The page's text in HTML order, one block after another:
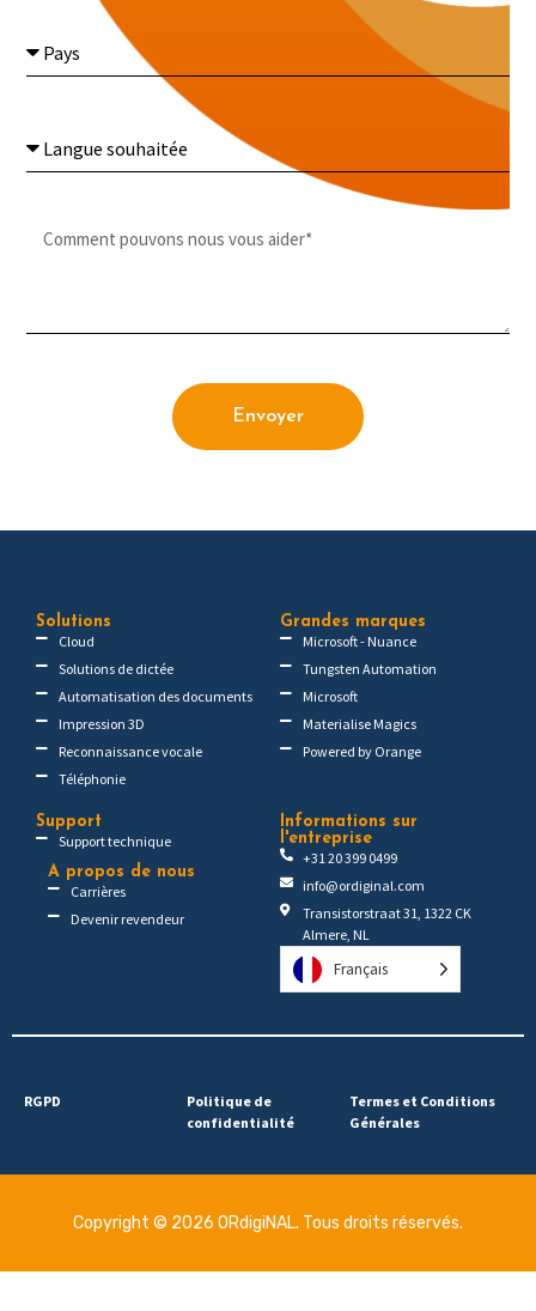
Envoyer
Solutions
Cloud
Solutions de dictée
Automatisation des documents
Impression 3D
Reconnaissance vocale
Téléphonie
Grandes marques
Microsoft - Nuance
Tungsten Automation
Microsoft
Materialise Magics
Powered by Orange
Support
Support technique
A propos de nous
Carrières
Devenir revendeur
Informations sur
l'entreprise
+31 20 399 0499
info@ordiginal.com
Transistorstraat 31, 1322 CK
Almere, NL
Français
RGPD
Politique de
confidentialité
Termes et Conditions
Générales
Copyright © 2026 ORdigiNAL. Tous droits réservés.